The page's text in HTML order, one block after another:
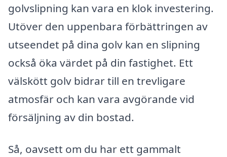
golvslipning kan vara en klok investering.
Utöver den uppenbara förbättringen av
utseendet på dina golv kan en slipning
också öka värdet på din fastighet. Ett
välskött golv bidrar till en trevligare
atmosfär och kan vara avgörande vid
försäljning av din bostad.
Så, oavsett om du har ett gammalt